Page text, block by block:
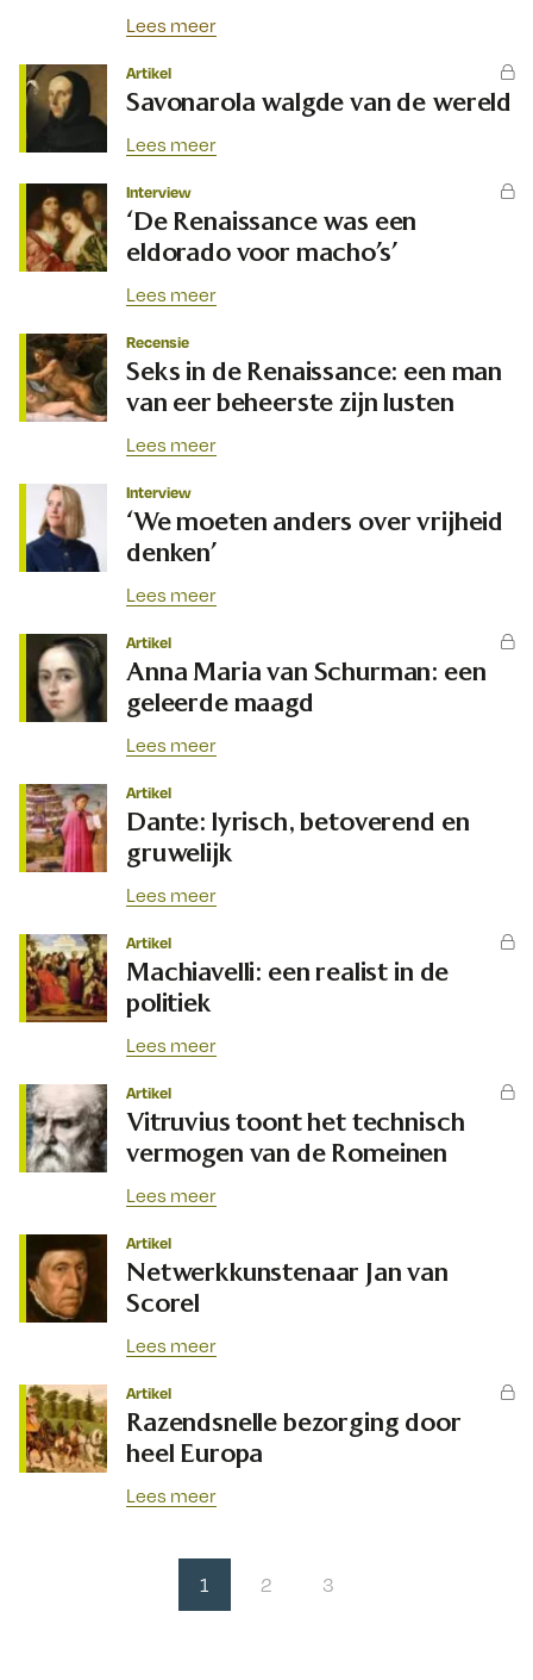
Lees meer
Artikel
Savonarola walgde van de wereld
Lees meer
Interview
‘De Renaissance was een
eldorado voor macho’s’
Lees meer
Recensie
Seks in de Renaissance: een man
van eer beheerste zijn lusten
Lees meer
Interview
‘We moeten anders over vrijheid
denken’
Lees meer
Artikel
Anna Maria van Schurman: een
geleerde maagd
Lees meer
Artikel
Dante: lyrisch, betoverend en
gruwelijk
Lees meer
Artikel
Machiavelli: een realist in de
politiek
Lees meer
Artikel
Vitruvius toont het technisch
vermogen van de Romeinen
Lees meer
Artikel
Netwerkkunstenaar Jan van
Scorel
Lees meer
Artikel
Razendsnelle bezorging door
heel Europa
Lees meer
1 2 3